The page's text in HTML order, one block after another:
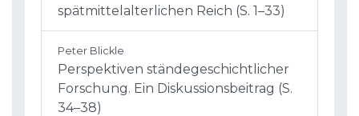
spätmittelalterlichen Reich (S. 1–33)
Peter Blickle
Perspektiven ständegeschichtlicher
Forschung. Ein Diskussionsbeitrag (S.
34–38)